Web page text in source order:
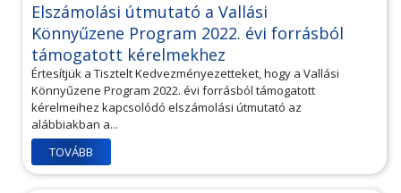
Elszámolási útmutató a Vallási
Könnyűzene Program 2022. évi forrásból
támogatott kérelmekhez
Értesítjük a Tisztelt Kedvezményezetteket, hogy a Vallási
Könnyűzene Program 2022. évi forrásból támogatott
kérelmeihez kapcsolódó elszámolási útmutató az
alábbiakban a...
TOVÁBB